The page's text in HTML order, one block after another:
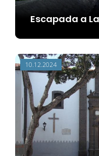
Escapada a
10.12.2024